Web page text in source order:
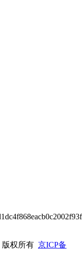
版权所有 京ICP备